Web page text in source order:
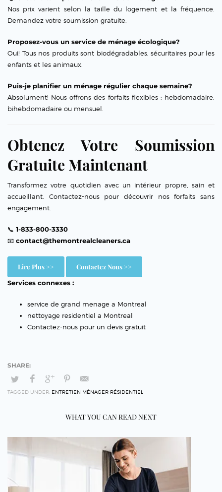
Nos prix varient selon la taille du logement et la fréquence.
Demandez votre soumission gratuite.
Proposez-vous un service de ménage écologique?
Oui! Tous nos produits sont biodégradables, sécuritaires pour les
enfants et les animaux.
Puis-je planifier un ménage régulier chaque semaine?
Absolument! Nous offrons des forfaits flexibles : hebdomadaire,
bihebdomadaire ou mensuel.
Obtenez Votre Soumission
Gratuite Maintenant
Transformez votre quotidien avec un intérieur propre, sain et
accueillant. Contactez-nous pour découvrir nos forfaits sans
engagement.
📞 1-833-800-3330
📧 contact@themontrealcleaners.ca
Lire Plus >> Contactez Nous >>
Services connexes :
service de grand menage a Montreal
nettoyage residentiel a Montreal
Contactez-nous pour un devis gratuit
TAGGED UNDER: ENTRETIEN MÉNAGER RÉSIDENTIEL
WHAT YOU CAN READ NEXT